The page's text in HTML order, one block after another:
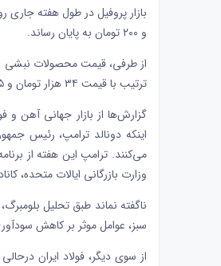
بازار پروفیل
و ۲۰۰ تومان به پایان رساند.
از طرفی، قیمت محصولات نبشی
ترتیب با قیمت ۳۴ هزار تومان و ۳۵ هزار و ۴۰۰ تومان هفته خود را به پایان رساندند.
گزارش‌ها از بازار جهانی آهن و
اینکه دونالد ترامپ، رئیس
وزارت بازرگانی ایالات متحده،
ناگفته نماند طبق تحلیل
سبز، عوامل موثر بر کاهش
از سوی دیگر، فولاد ایران